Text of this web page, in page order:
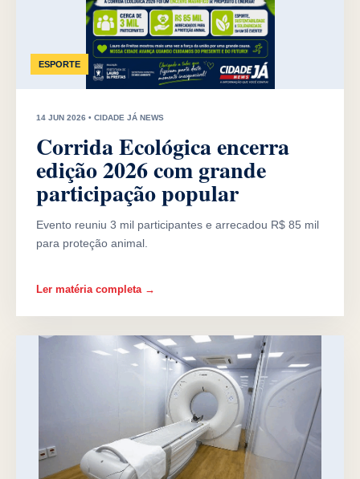
ESPORTE
14 JUN 2026 • CIDADE JÁ NEWS
Corrida Ecológica encerra
edição 2026 com grande
participação popular
Evento reuniu 3 mil participantes e arrecadou R$ 85 mil
para proteção animal.
Ler matéria completa →